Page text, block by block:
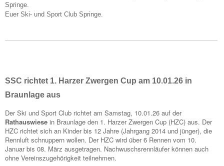
Springe.
Euer Ski- und Sport Club Springe.
SSC richtet 1. Harzer Zwergen Cup am 10.01.26 in
Braunlage aus
Der Ski und Sport Club richtet am Samstag, 10.01.26 auf der
Rathauswiese in Braunlage den 1. Harzer Zwergen Cup (HZC) aus. Der
HZC richtet sich an Kinder bis 12 Jahre (Jahrgang 2014 und jünger), die
Rennluft schnuppern wollen. Der HZC wird über 6 Rennen vom 10.
Januar bis 08. März ausgetragen. Nachwuschsrennläufer können auch
ohne Vereinszugehörigkeit teilnehmen.